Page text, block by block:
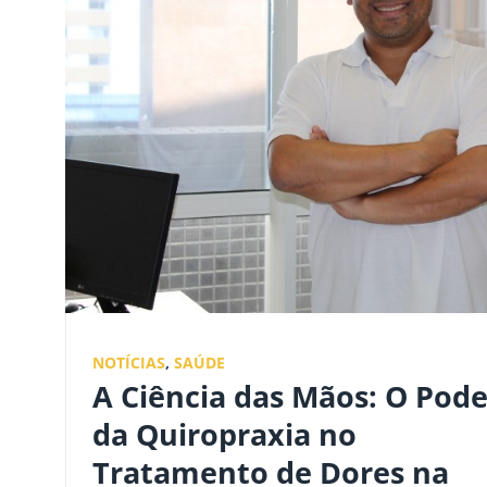
NOTÍCIAS, SAÚDE
A Ciência das Mãos: O
da Quiropraxia no
Tratamento de Dores na